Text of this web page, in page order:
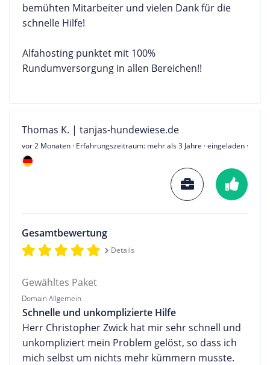
bemühten Mitarbeiter und vielen Dank für die
schnelle Hilfe!
Alfahosting punktet mit 100%
Rundumversorgung in allen Bereichen!!
Thomas K. | tanjas-hundewiese.de
vor 2 Monaten · Erfahrungszeitraum: mehr als 3 Jahre · eingeladen ·
Gesamtbewertung
Details
Gewähltes Paket
Domain Allgemein
Schnelle und unkomplizierte Hilfe
Herr Christopher Zwick hat mir sehr schnell und
unkompliziert mein Problem gelöst, so dass ich
mich selbst um nichts mehr kümmern musste.